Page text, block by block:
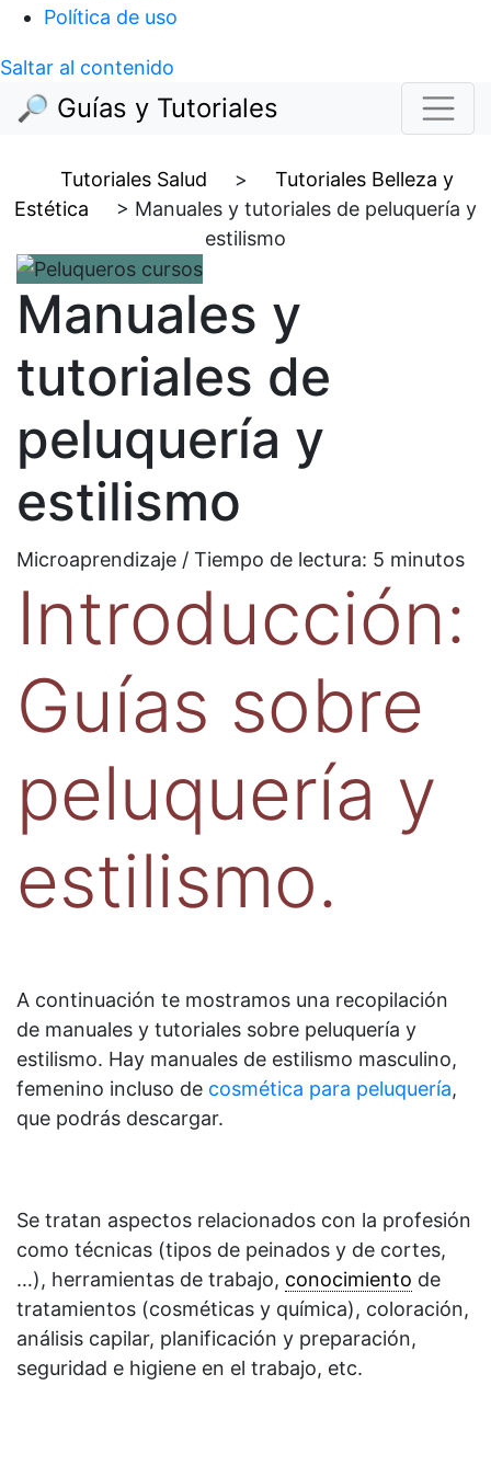
Política de uso
Saltar al contenido
🔎 Guías y Tutoriales
Tutoriales Salud >
Tutoriales Belleza y
Estética
> Manuales y tutoriales de peluquería y
estilismo
Manuales y
tutoriales de
peluquería y
estilismo
Microaprendizaje / Tiempo de lectura: 5 minutos
Introducción:
Guías sobre
peluquería y
estilismo.
A continuación te mostramos una recopilación
de manuales y tutoriales sobre peluquería y
estilismo. Hay manuales de estilismo masculino,
femenino incluso de cosmética para peluquería,
que podrás descargar.
Se tratan aspectos relacionados con la profesión
como técnicas (tipos de peinados y de cortes,
…), herramientas de trabajo, conocimiento de
tratamientos (cosméticas y química), coloración,
análisis capilar, planificación y preparación,
seguridad e higiene en el trabajo, etc.